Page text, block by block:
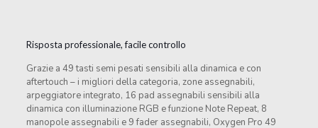
Risposta professionale, facile controllo
Grazie a 49 tasti semi pesati sensibili alla dinamica e con
aftertouch – i migliori della categoria, zone assegnabili,
arpeggiatore integrato, 16 pad assegnabili sensibili alla
dinamica con illuminazione RGB e funzione Note Repeat, 8
manopole assegnabili e 9 fader assegnabili, Oxygen Pro 49